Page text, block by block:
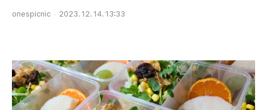
onespicnic 2023. 12. 14. 13:33